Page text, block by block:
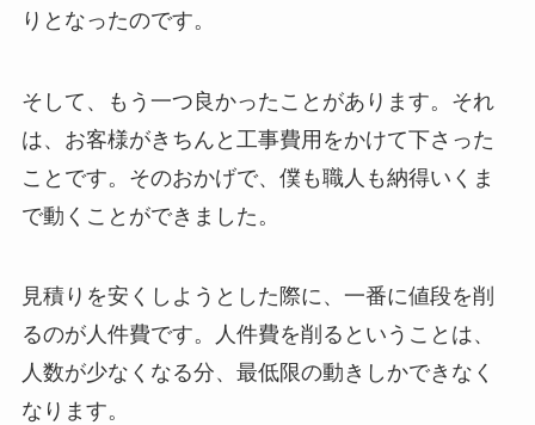
りとなったのです。
そして、もう一つ良かったことがあります。それ
は、お客様がきちんと工事費用をかけて下さった
ことです。そのおかげで、僕も職人も納得いくま
で動くことができました。
見積りを安くしようとした際に、一番に値段を削
るのが人件費です。人件費を削るということは、
人数が少なくなる分、最低限の動きしかできなく
なります。